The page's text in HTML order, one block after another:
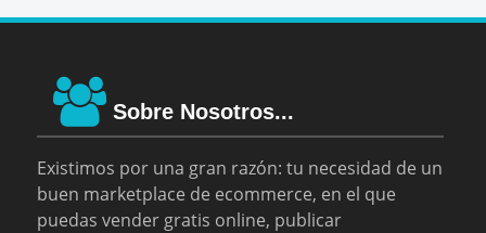
Sobre Nosotros...
Existimos por una gran razón: tu necesidad de un
buen marketplace de ecommerce, en el que
puedas vender gratis online, publicar